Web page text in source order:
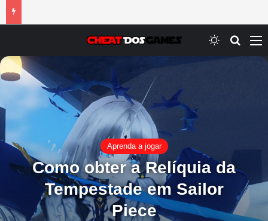
Switch skin
Aprenda a jogar
Como obter a Relíquia da
Tempestade em Sailor
Piece